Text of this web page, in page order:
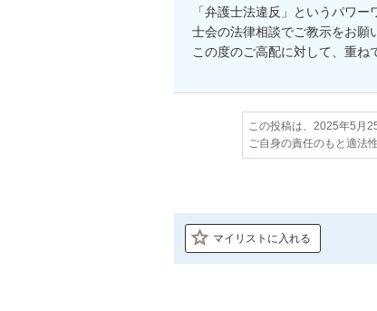
「弁護士法違反」というパワ
士会の法律相談でご教示をお願
この度のご高配に対して、重ね
この投稿は、2025年5月
ご自身の責任のもと適法
マイリストに入れる